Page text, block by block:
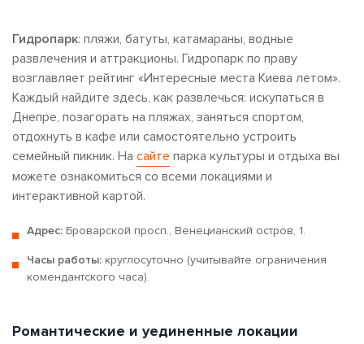
Гидропарк: пляжи, батуты, катамараны, водные
развлечения и аттракционы. Гидропарк по праву
возглавляет рейтинг «Интересные места Киева летом».
Каждый найдите здесь, как развлечься: искупаться в
Днепре, позагорать на пляжах, заняться спортом,
отдохнуть в кафе или самостоятельно устроить
семейный пикник. На сайте парка культуры и отдыха вы
можете ознакомиться со всеми локациями и
интерактивной картой.
Адрес: Броварской просп., Венецианский остров, 1.
Часы работы: круглосуточно (учитывайте ограничения
комендантского часа).
Романтические и уединенные локации